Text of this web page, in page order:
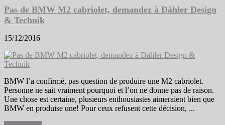
Pas de BMW M2 cabriolet, demandez à Dähler Design
& Technik
15/12/2016
BMW l’a confirmé, pas question de produire une M2 cabriolet.
Personne ne sait vraiment pourquoi et l’on ne donne pas de raison.
Une chose est certaine, plusieurs enthousiastes aimeraient bien que
BMW en produise une! Pour ceux refusent cette décision, ...